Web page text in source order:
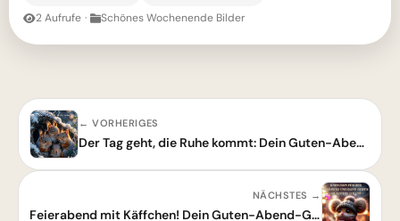
2 Aufrufe · Schönes Wochenende Bilder
← VORHERIGES
Der Tag geht, die Ruhe kommt: Dein Guten-Abend-Gruß für einen entspannten Abend
NÄCHSTES →
Feierabend mit Käffchen! Dein Guten-Abend-Grußbild für einen entspannten Abend